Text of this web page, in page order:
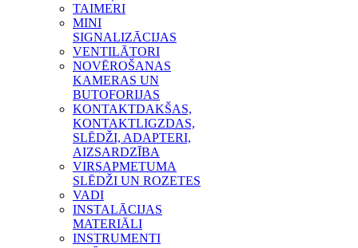
TAIMERI
MINI
SIGNALIZĀCIJAS
VENTILĀTORI
NOVĒROŠANAS
KAMERAS UN
BUTOFORIJAS
KONTAKTDAKŠAS,
KONTAKTLIGZDAS,
SLĒDŽI, ADAPTERI,
AIZSARDZĪBA
VIRSAPMETUMA
SLĒDŽI UN ROZETES
VADI
INSTALĀCIJAS
MATERIĀLI
INSTRUMENTI